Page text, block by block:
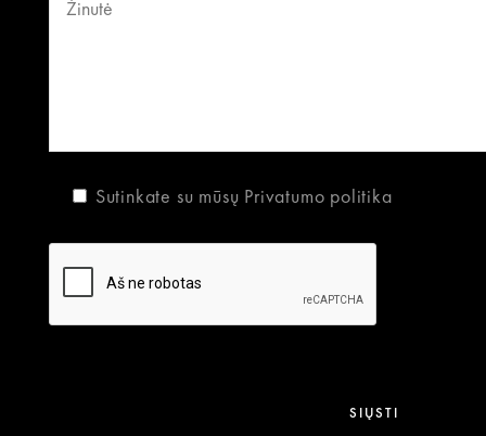
Sutinkate su mūsų Privatumo politika